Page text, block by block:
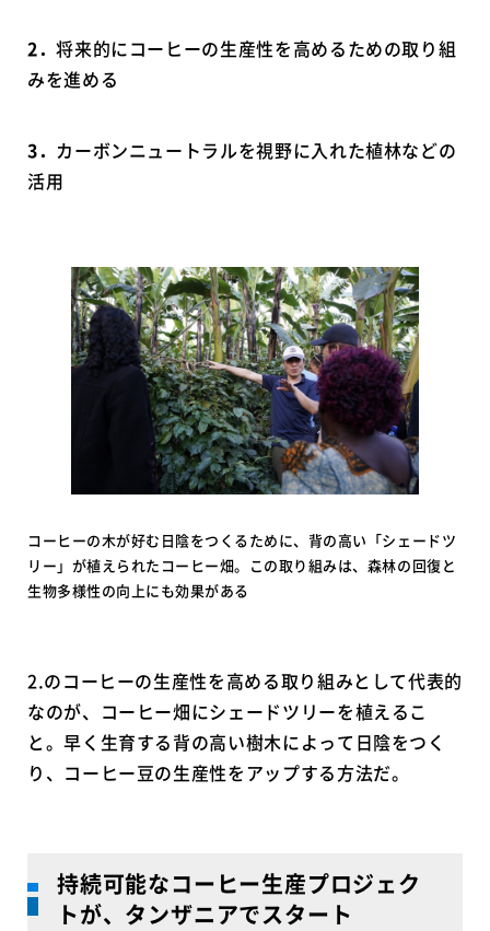
2．将来的にコーヒーの生産性を高めるための取り組
みを進める
3． カーボンニュートラルを視野に入れた植林などの
活用
コーヒーの木が好む日陰をつくるために、背の高い「シェードツ
リー」が植えられたコーヒー畑。この取り組みは、森林の回復と
生物多様性の向上にも効果がある
2.のコーヒーの生産性を高める取り組みとして代表的
なのが、コーヒー畑にシェードツリーを植えるこ
と。早く生育する背の高い樹木によって日陰をつく
り、コーヒー豆の生産性をアップする方法だ。
持続可能なコーヒー生産プロジェク
トが、タンザニアでスタート